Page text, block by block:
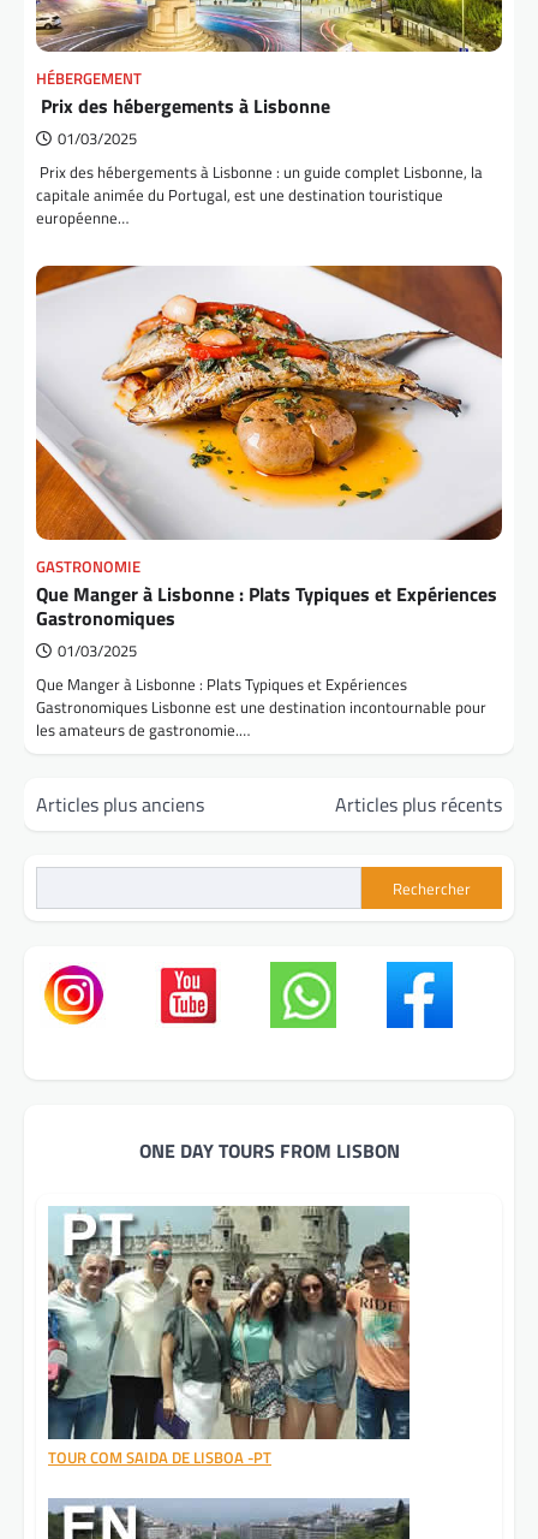
HÉBERGEMENT
Prix des hébergements à Lisbonne
01/03/2025
Prix des hébergements à Lisbonne : un guide complet Lisbonne, la
capitale animée du Portugal, est une destination touristique
européenne…
GASTRONOMIE
Que Manger à Lisbonne : Plats Typiques et Expériences
Gastronomiques
01/03/2025
Que Manger à Lisbonne : Plats Typiques et Expériences
Gastronomiques Lisbonne est une destination incontournable pour
les amateurs de gastronomie.…
Navigation
des
articles
Articles plus anciens Articles plus récents
Rechercher
ONE DAY TOURS FROM LISBON
TOUR COM SAIDA DE LISBOA -PT